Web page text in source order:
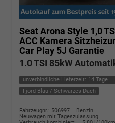
Seat Arona Style 1,0
ACC Kamera
Car Play 5J Garantie
1.0 TSI 85kW
unverbindliche Lieferzeit: 14 Tage
Fjord Blau / Schwarzes Dach
Fahrzeugnr.: 506997
Benzin
Neuwagen mit Tageszulassung